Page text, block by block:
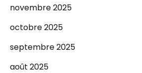
novembre 2025
octobre 2025
septembre 2025
août 2025